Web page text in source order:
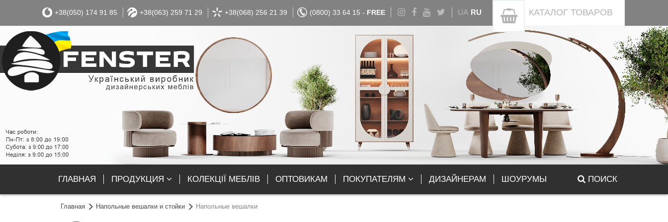
+38(050) 174 91 85 +38(063) 259 71 29 +38(068) 256 21 39 (0800) 33 64 15 - FREE UA RU КАТАЛОГ ТОВАРОВ
ГЛАВНАЯ ПРОДУКЦИЯ КОЛЕКЦІЇ МЕБЛІВ ОПТОВИКАМ ПОКУПАТЕЛЯМ ДИЗАЙНЕРАМ ШОУРУМЫ ПОИСК
Главная Напольные вешалки и стойки Напольные вешалки